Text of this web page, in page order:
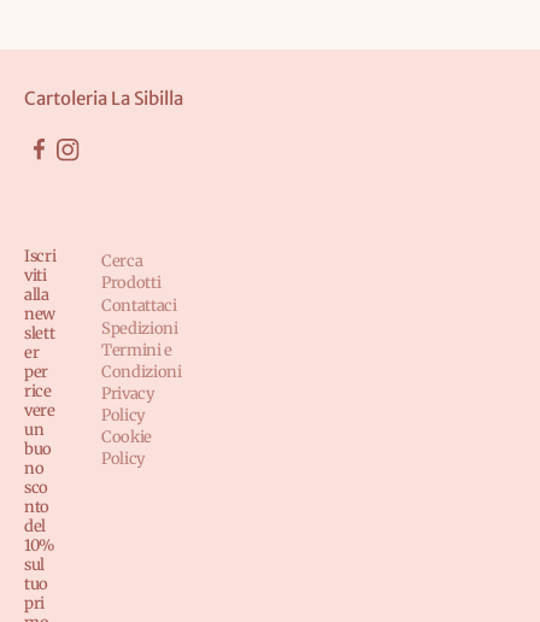
Cartoleria La Sibilla
Iscri
viti
alla
new
slett
er
per
rice
vere
un
buo
no
sco
nto
del
10%
sul
tuo
pri
Cerca
Prodotti
Contattaci
Spedizioni
Termini e
Condizioni
Privacy
Policy
Cookie
Policy